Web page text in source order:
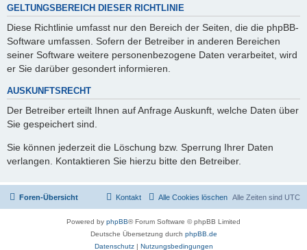
GELTUNGSBEREICH DIESER RICHTLINIE
Diese Richtlinie umfasst nur den Bereich der Seiten, die die phpBB-
Software umfassen. Sofern der Betreiber in anderen Bereichen
seiner Software weitere personenbezogene Daten verarbeitet, wird
er Sie darüber gesondert informieren.
AUSKUNFTSRECHT
Der Betreiber erteilt Ihnen auf Anfrage Auskunft, welche Daten über
Sie gespeichert sind.
Sie können jederzeit die Löschung bzw. Sperrung Ihrer Daten
verlangen. Kontaktieren Sie hierzu bitte den Betreiber.
Foren-Übersicht Alle Zeiten sind UTC
Alle Cookies löschen
Kontakt
Powered by phpBB® Forum Software © phpBB Limited
Deutsche Übersetzung durch phpBB.de
Datenschutz| Nutzungsbedingungen